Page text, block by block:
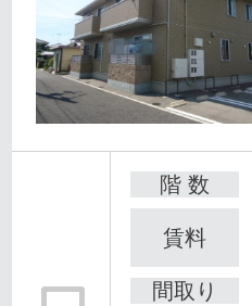
階 数
賃料
間取り